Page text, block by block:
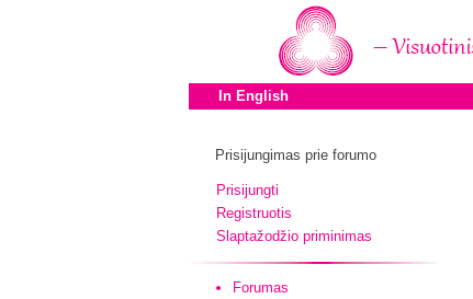
In English
Prisijungimas prie forumo
Prisijungti
Registruotis
Slaptažodžio priminimas
Forumas